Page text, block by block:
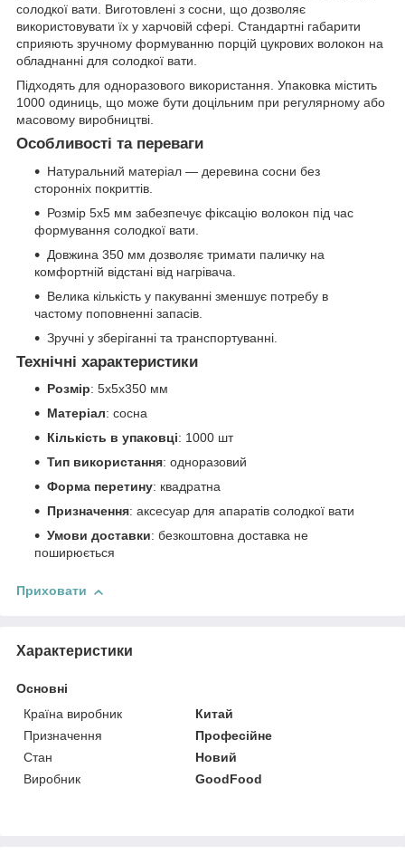
солодкої вати. Виготовлені з сосни, що дозволяє
використовувати їх у харчовій сфері. Стандартні габарити
сприяють зручному формуванню порцій цукрових волокон на
обладнанні для солодкої вати.
Підходять для одноразового використання. Упаковка містить
1000 одиниць, що може бути доцільним при регулярному або
масовому виробництві.
Особливості та переваги
Натуральний матеріал — деревина сосни без
сторонніх покриттів.
Розмір 5х5 мм забезпечує фіксацію волокон під час
формування солодкої вати.
Довжина 350 мм дозволяє тримати паличку на
комфортній відстані від нагрівача.
Велика кількість у пакуванні зменшує потребу в
частому поповненні запасів.
Зручні у зберіганні та транспортуванні.
Технічні характеристики
Розмір: 5х5х350 мм
Матеріал: сосна
Кількість в упаковці: 1000 шт
Тип використання: одноразовий
Форма перетину: квадратна
Призначення: аксесуар для апаратів солодкої вати
Умови доставки: безкоштовна доставка не
поширюється
Приховати
Характеристики
Основні
Країна виробник
Китай
Призначення
Професійне
Стан
Новий
Виробник
GoodFood